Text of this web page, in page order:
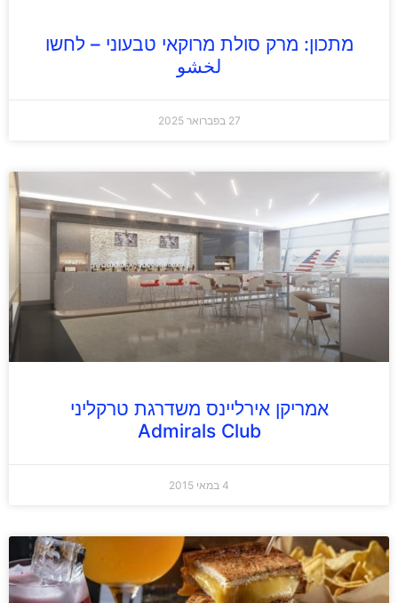
מתכון: מרק סולת מרוקאי טבעוני – לחשו
لخشو
27 בפברואר 2025
אמריקן אירליינס משדרגת טרקליני
Admirals Club
4 במאי 2015